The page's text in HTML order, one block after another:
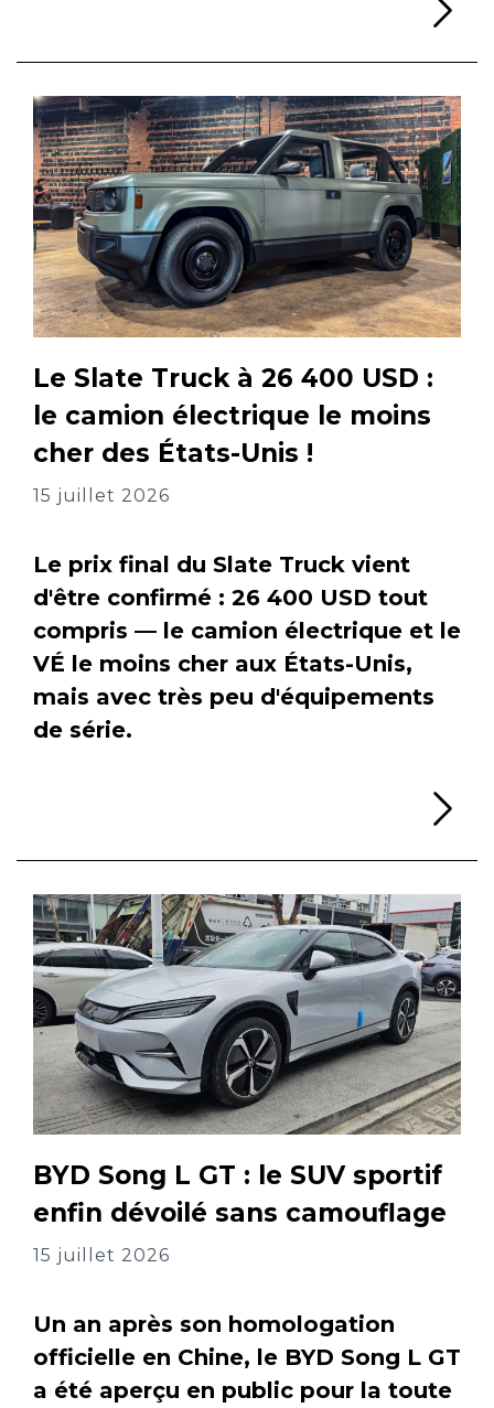
Le Slate Truck à 26 400 USD :
le camion électrique le moins
cher des États-Unis !
15 juillet 2026
Le prix final du Slate Truck vient
d'être confirmé : 26 400 USD tout
compris — le camion électrique et le
VÉ le moins cher aux États-Unis,
mais avec très peu d'équipements
de série.
BYD Song L GT : le SUV sportif
enfin dévoilé sans camouflage
15 juillet 2026
Un an après son homologation
officielle en Chine, le BYD Song L GT
a été aperçu en public pour la toute